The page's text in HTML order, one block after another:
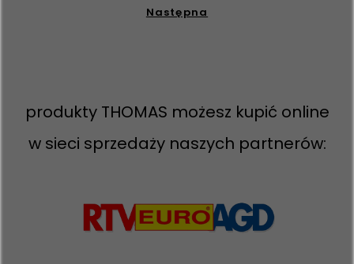
Następna
produkty THOMAS możesz kupić online
w sieci sprzedaży naszych partnerów: